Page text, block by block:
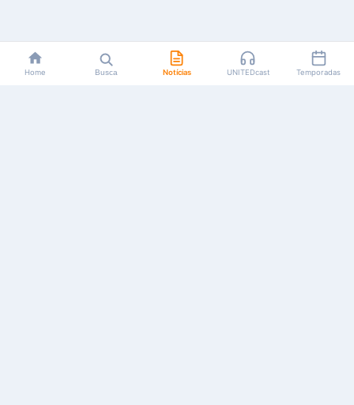
Home Busca Notícias UNITEDcast Temporadas